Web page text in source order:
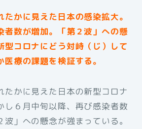
かに見えた日本の感染拡大。
者数が増加。「第２波」への懸
型コロナにどう対峙（じ）して
療の課題を検証する。
たかに見えた日本の新型コロナ
し６月中旬以降、再び感染者数
波」への懸念が強まっている。